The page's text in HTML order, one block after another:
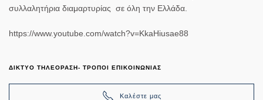
συλλαλητήρια διαμαρτυρίας σε όλη την Ελλάδα.
https://www.youtube.com/watch?v=KkaHiusae88
ΔΙΚΤΥΟ ΤΗΛΕΟΡΑΣΗ- ΤΡΟΠΟΙ ΕΠΙΚΟΙΝΩΝΙΑΣ
Καλέστε μας